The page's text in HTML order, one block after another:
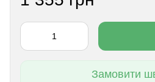
Замовити